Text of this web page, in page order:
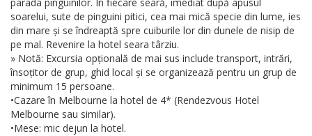
soarelui, sute de pinguini pitici, cea mai mică specie din lume, ies
din mare și se îndreaptă spre cuiburile lor din dunele de nisip de
pe mal. Revenire la hotel seara târziu.
» Notă: Excursia opțională de mai sus include transport, intrări,
însoțitor de grup, ghid local și se organizează pentru un grup de
minimum 15 persoane.
•Cazare în Melbourne la hotel de 4* (Rendezvous Hotel
Melbourne sau similar).
•Mese: mic dejun la hotel.